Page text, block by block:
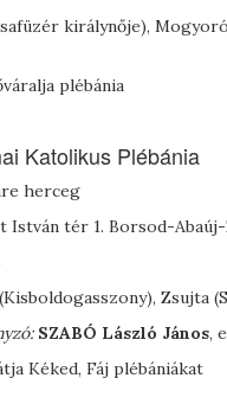
királynője),
plébánia
Katolikus Plébánia
herceg
István tér 1. Borsod-
Zsujta
SZABÓ László János,
Kéked, Fáj plébániákat